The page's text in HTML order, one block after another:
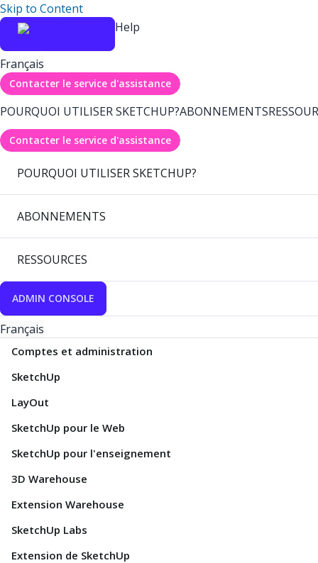
Skip to Content
Help
Français
Contacter le service d'assistance
POURQUOI UTILISER SKETCHUP?ABONNEMENTS
Contacter le service d'assistance
POURQUOI UTILISER SKETCHUP?
ABONNEMENTS
RESSOURCES
ADMIN CONSOLE
Français
Comptes et administration
SketchUp
LayOut
SketchUp pour le Web
SketchUp pour l'enseignement
3D Warehouse
Extension Warehouse
SketchUp Labs
Extension de SketchUp